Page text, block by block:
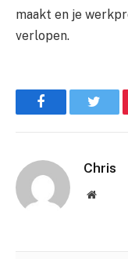
maakt en je
verlopen.
Facebook
Chris
Website